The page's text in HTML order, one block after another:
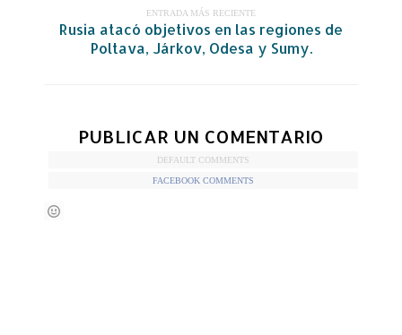
ENTRADA MÁS RECIENTE
Rusia atacó objetivos en las regiones de
Poltava, Járkov, Odesa y Sumy.
PUBLICAR UN COMENTARIO
DEFAULT COMMENTS
FACEBOOK COMMENTS